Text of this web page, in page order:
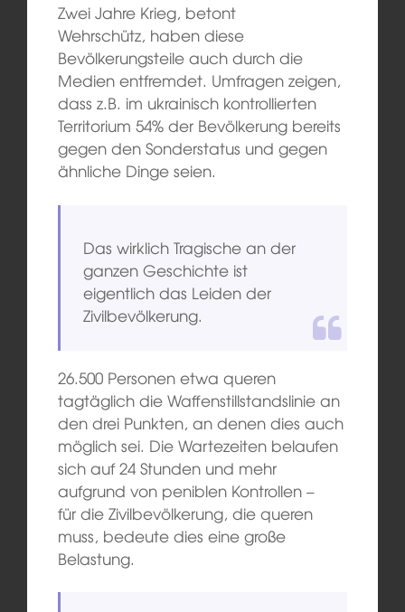
Zwei Jahre Krieg, betont
Wehrschütz, haben diese
Bevölkerungsteile auch durch die
Medien entfremdet. Umfragen zeigen,
dass z.B. im ukrainisch kontrollierten
Territorium 54% der Bevölkerung bereits
gegen den Sonderstatus und gegen
ähnliche Dinge seien.
Das wirklich Tragische an der
ganzen Geschichte ist
eigentlich das Leiden der
Zivilbevölkerung.
26.500 Personen etwa queren
tagtäglich die Waffenstillstandslinie an
den drei Punkten, an denen dies auch
möglich sei. Die Wartezeiten belaufen
sich auf 24 Stunden und mehr
aufgrund von peniblen Kontrollen –
für die Zivilbevölkerung, die queren
muss, bedeute dies eine große
Belastung.